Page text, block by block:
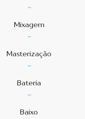
-
Mixagem
-
Masterização
-
Bateria
-
Baixo